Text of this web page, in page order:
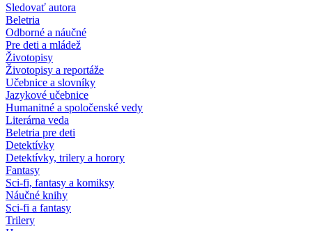
Sledovať autora
Beletria
Odborné a náučné
Pre deti a mládež
Životopisy
Životopisy a reportáže
Učebnice a slovníky
Jazykové učebnice
Humanitné a spoločenské vedy
Literárna veda
Beletria pre deti
Detektívky
Detektívky, trilery a horory
Fantasy
Sci-fi, fantasy a komiksy
Náučné knihy
Sci-fi a fantasy
Trilery